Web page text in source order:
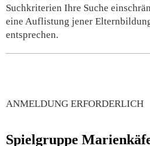
Suchkriterien Ihre Suche
eine Auflistung jener
entsprechen.
ANMELDUNG ERFORDERLICH
Spielgruppe